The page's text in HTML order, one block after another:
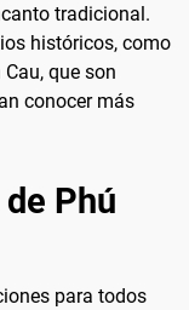
tradicional.
históricos, como
que son
conocer más
Phú
para todos